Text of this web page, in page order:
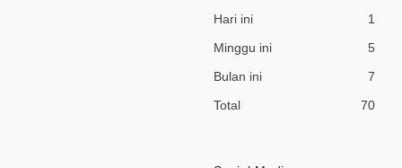
Hari ini
1
Minggu ini
5
Bulan ini
7
Total
70